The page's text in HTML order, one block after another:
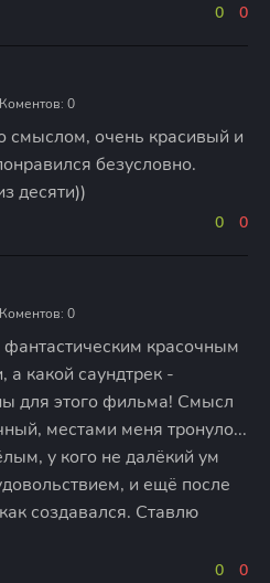
0 0
0
смыслом, очень красивый и
безусловно.
десяти))
0 0
0
красочным
какой саундтрек -
для этого фильма! Смысл
местами меня тронуло...
у кого не далёкий ум
и ещё после
создавался. Ставлю
0 0